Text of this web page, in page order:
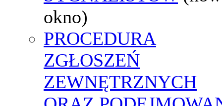
okno)
PROCEDURA
ZGŁOSZEŃ
ZEWNĘTRZNYCH